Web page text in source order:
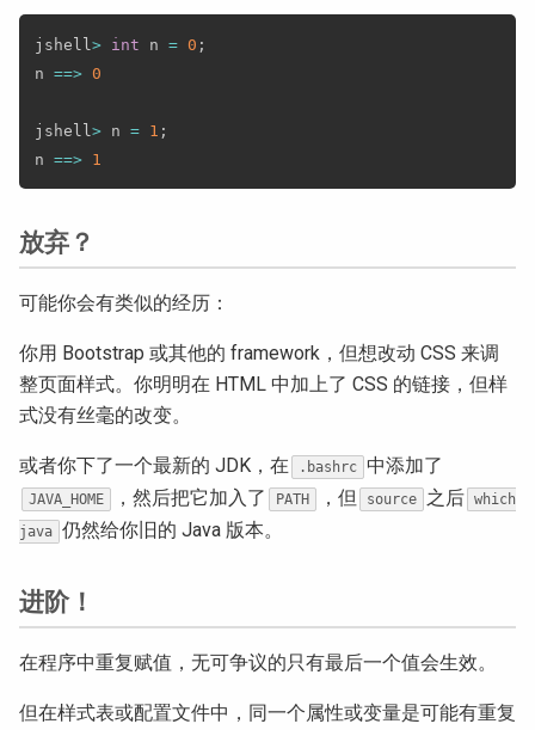
jshell > int n = 0 ;
n ==> 0
jshell > n = 1 ;
n ==> 1
放弃？
可能你会有类似的经历：
你用 Bootstrap 或其他的 framework，但想改动 CSS 来调
整页面样式。你明明在 HTML 中加上了 CSS 的链接，但样
式没有丝毫的改变。
或者你下了一个最新的 JDK，在 .bashrc 中添加了
JAVA_HOME ，然后把它加入了 PATH ，但 source 之后 which
java 仍然给你旧的 Java 版本。
进阶！
在程序中重复赋值，无可争议的只有最后一个值会生效。
但在样式表或配置文件中，同一个属性或变量是可能有重复